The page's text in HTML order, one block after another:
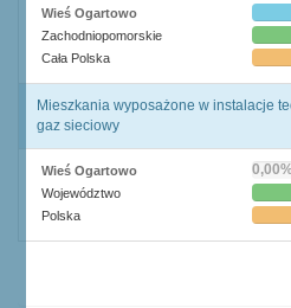
Wieś Ogartowo
Zachodniopomorskie
Cała Polska
Mieszkania wyposażone w instalacje
gaz sieciowy
Wieś Ogartowo
Województwo
Polska